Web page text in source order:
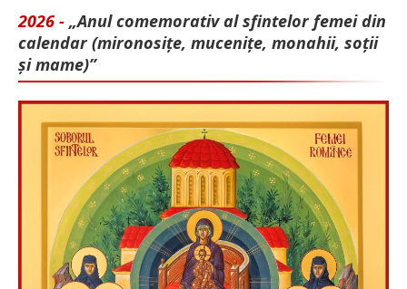
2026 - „Anul comemorativ al sfintelor femei din
calendar (mironosițe, mu­cenițe, monahii, soții
și mame)”